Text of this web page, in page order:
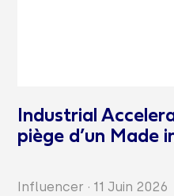
Industrial
piège d’un Made
Influencer · 11 Juin 2026